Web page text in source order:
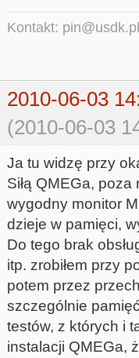
Kontakt: pin@usdk.pl
2010-06-03
(2010-06-03
Ja tu widzę przy
Siłą QMEGa,
wygodny monitor
dzieje w pamięci,
Do tego brak
itp. zrobiłem przy
potem przez
szczególnie
testów, z których i
instalacji QMEGa,